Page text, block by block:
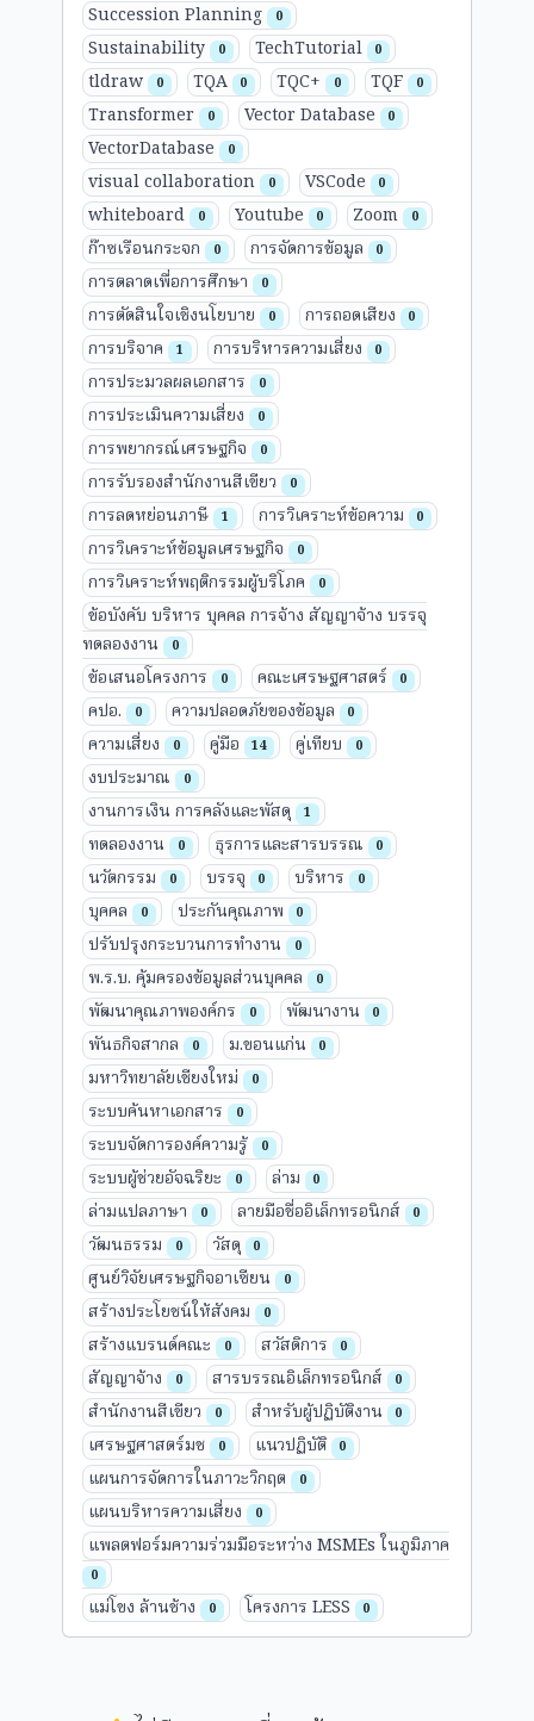
Succession Planning 0
Sustainability 0 TechTutorial 0
tldraw 0 TQA 0 TQC+ 0 TQF 0
Transformer 0 Vector Database 0
VectorDatabase 0
visual collaboration 0 VSCode 0
whiteboard 0 Youtube 0 Zoom 0
ก๊าซเรือนกระจก 0 การจัดการข้อมูล 0
การตลาดเพื่อการศึกษา 0
การตัดสินใจเชิงนโยบาย 0 การถอดเสียง 0
การบริจาค 1 การบริหารความเสี่ยง 0
การประมวลผลเอกสาร 0
การประเมินความเสี่ยง 0
การพยากรณ์เศรษฐกิจ 0
การรับรองสำนักงานสีเขียว 0
การลดหย่อนภาษี 1 การวิเคราะห์ข้อความ 0
การวิเคราะห์ข้อมูลเศรษฐกิจ 0
การวิเคราะห์พฤติกรรมผู้บริโภค 0
ข้อบังคับ บริหาร บุคคล การจ้าง สัญญาจ้าง บรรจุ
ทดลองงาน
0
ข้อเสนอโครงการ 0 คณะเศรษฐศาสตร์ 0
คปอ. 0 ความปลอดภัยของข้อมูล 0
ความเสี่ยง 0 คู่มือ 14 คู่เทียบ 0
งบประมาณ 0
งานการเงิน การคลังและพัสดุ 1
ทดลองงาน 0 ธุรการและสารบรรณ 0
นวัตกรรม 0 บรรจุ 0 บริหาร 0
บุคคล 0 ประกันคุณภาพ 0
ปรับปรุงกระบวนการทำงาน 0
พ.ร.บ. คุ้มครองข้อมูลส่วนบุคคล 0
พัฒนาคุณภาพองค์กร 0 พัฒนางาน 0
พันธกิจสากล 0 ม.ขอนแก่น 0
มหาวิทยาลัยเชียงใหม่ 0
ระบบค้นหาเอกสาร 0
ระบบจัดการองค์ความรู้ 0
ระบบผู้ช่วยอัจฉริยะ 0 ล่าม 0
ล่ามแปลภาษา 0 ลายมือชื่ออิเล็กทรอนิกส์ 0
วัฒนธรรม 0 วัสดุ 0
ศูนย์วิจัยเศรษฐกิจอาเซียน 0
สร้างประโยชน์ให้สังคม 0
สร้างแบรนด์คณะ 0 สวัสดิการ 0
สัญญาจ้าง 0 สารบรรณอิเล็กทรอนิกส์ 0
สำนักงานสีเขียว 0 สำหรับผู้ปฏิบัติงาน 0
เศรษฐศาสตร์มช 0 แนวปฏิบัติ 0
แผนการจัดการในภาวะวิกฤต 0
แผนบริหารความเสี่ยง 0
แพลตฟอร์มความร่วมมือระหว่าง MSMEs ในภูมิภาค
0
แม่โขง ล้านช้าง 0 โครงการ LESS 0